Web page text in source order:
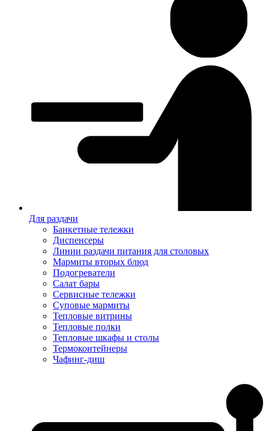
Для раздачи
Банкетные тележки
Диспенсеры
Линии раздачи питания для столовых
Мармиты вторых блюд
Подогреватели
Салат бары
Сервисные тележки
Суповые мармиты
Тепловые витрины
Тепловые полки
Тепловые шкафы и столы
Термоконтейнеры
Чафинг-диш